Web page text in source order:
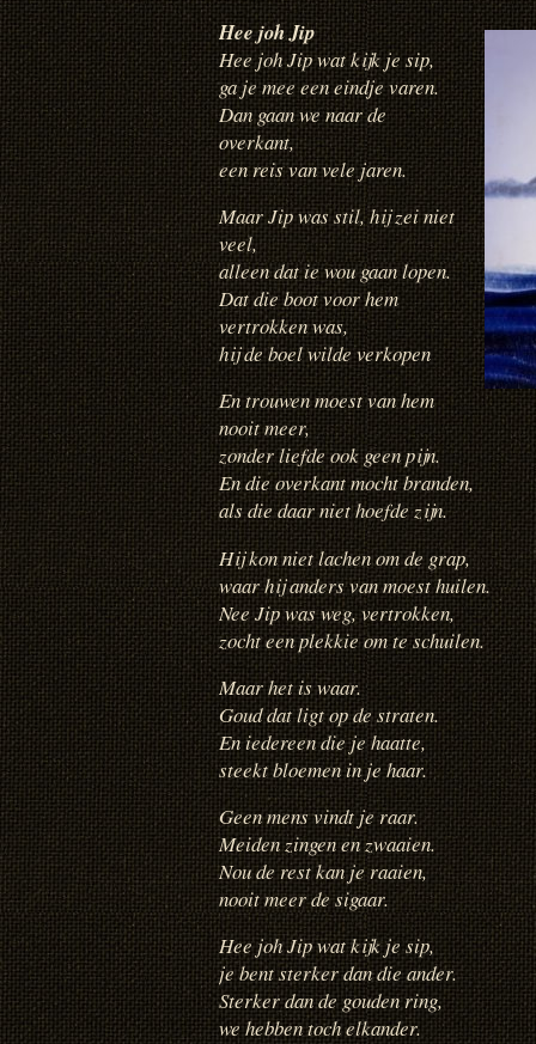
Hee joh Jip
Hee joh Jip wat kijk je sip,
ga je mee een eindje varen.
Dan gaan we naar de
overkant,
een reis van vele jaren.
Maar Jip was stil, hij zei niet
veel,
alleen dat ie wou gaan lopen.
Dat die boot voor hem
vertrokken was,
hij de boel wilde verkopen
En trouwen moest van hem
nooit meer,
zonder liefde ook geen pijn.
En die overkant mocht branden,
als die daar niet hoefde zijn.
Hij kon niet lachen om de grap,
waar hij anders van moest huilen.
Nee Jip was weg, vertrokken,
zocht een plekkie om te schuilen.
Maar het is waar.
Goud dat ligt op de straten.
En iedereen die je haatte,
steekt bloemen in je haar.
Geen mens vindt je raar.
Meiden zingen en zwaaien.
Nou de rest kan je raaien,
nooit meer de sigaar.
Hee joh Jip wat kijk je sip,
je bent sterker dan die ander.
Sterker dan de gouden ring,
we hebben toch elkander.